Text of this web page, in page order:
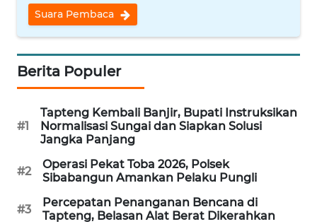
Suara Pembaca
Berita Populer
#1
Tapteng Kembali Banjir, Bupati Instruksikan
Normalisasi Sungai dan Siapkan Solusi
Jangka Panjang
#2
Operasi Pekat Toba 2026, Polsek
Sibabangun Amankan Pelaku Pungli
#3
Percepatan Penanganan Bencana di
Tapteng, Belasan Alat Berat Dikerahkan
SEMARANG
SOLO
BOROBUDUR
MADURA
WN
SURABAYA